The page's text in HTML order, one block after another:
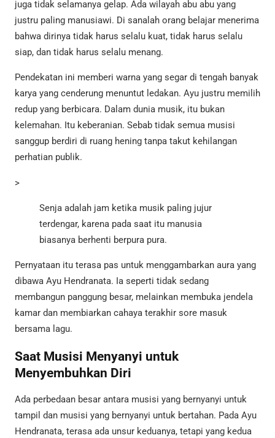
juga tidak selamanya gelap. Ada wilayah abu abu yang
justru paling manusiawi. Di sanalah orang belajar menerima
bahwa dirinya tidak harus selalu kuat, tidak harus selalu
siap, dan tidak harus selalu menang.
Pendekatan ini memberi warna yang segar di tengah banyak
karya yang cenderung menuntut ledakan. Ayu justru memilih
redup yang berbicara. Dalam dunia musik, itu bukan
kelemahan. Itu keberanian. Sebab tidak semua musisi
sanggup berdiri di ruang hening tanpa takut kehilangan
perhatian publik.
>
Senja adalah jam ketika musik paling jujur
terdengar, karena pada saat itu manusia
biasanya berhenti berpura pura.
Pernyataan itu terasa pas untuk menggambarkan aura yang
dibawa Ayu Hendranata. Ia seperti tidak sedang
membangun panggung besar, melainkan membuka jendela
kamar dan membiarkan cahaya terakhir sore masuk
bersama lagu.
Saat Musisi Menyanyi untuk
Menyembuhkan Diri
Ada perbedaan besar antara musisi yang bernyanyi untuk
tampil dan musisi yang bernyanyi untuk bertahan. Pada Ayu
Hendranata, terasa ada unsur keduanya, tetapi yang kedua